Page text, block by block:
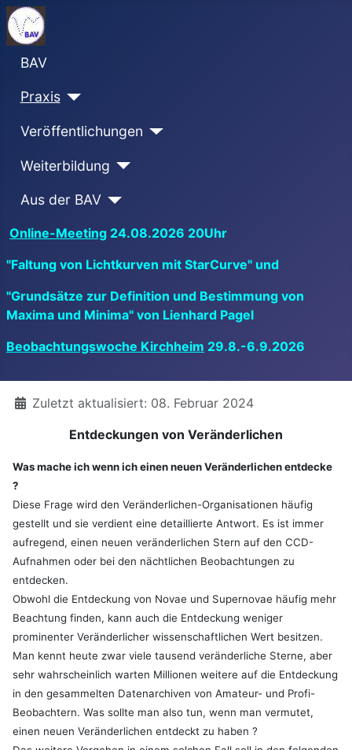
BAV
Praxis
Veröffentlichungen
Weiterbildung
Aus der BAV
Online-Meeting 24.08.2026 20Uhr
"Faltung von Lichtkurven mit StarCurve" und
"Grundsätze zur Definition und Bestimmung von
Maxima und Minima" von Lienhard Pagel
Beobachtungswoche Kirchheim 29.8.-6.9.2026
DetailsZuletzt aktualisiert: 08. Februar 2024
Entdeckungen von Veränderlichen
Was mache ich wenn ich einen neuen Veränderlichen entdecke
?
Diese Frage wird den Veränderlichen-Organisationen häufig
gestellt und sie verdient eine detaillierte Antwort. Es ist immer
aufregend, einen neuen veränderlichen Stern auf den CCD-
Aufnahmen oder bei den nächtlichen Beobachtungen zu
entdecken.
Obwohl die Entdeckung von Novae und Supernovae häufig mehr
Beachtung finden, kann auch die Entdeckung weniger
prominenter Veränderlicher wissenschaftlichen Wert besitzen.
Man kennt heute zwar viele tausend veränderliche Sterne, aber
sehr wahrscheinlich warten Millionen weitere auf die Entdeckung
in den gesammelten Datenarchiven von Amateur- und Profi-
Beobachtern. Was sollte man also tun, wenn man vermutet,
einen neuen Veränderlichen entdeckt zu haben ?